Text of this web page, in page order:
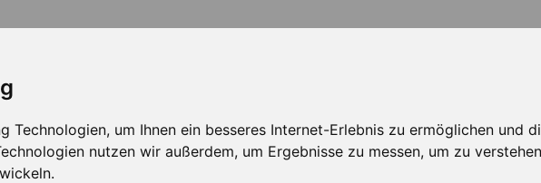
Technologien, um Ihnen ein besseres Internet-Erlebnis zu ermöglichen und
nutzen wir außerdem, um Ergebnisse zu messen, um zu